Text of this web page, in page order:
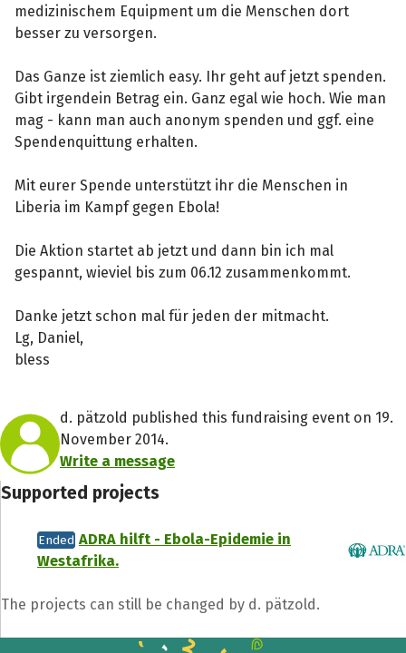
medizinischem Equipment um die Menschen dort
besser zu versorgen.
Das Ganze ist ziemlich easy. Ihr geht auf jetzt spenden.
Gibt irgendein Betrag ein. Ganz egal wie hoch. Wie man
mag - kann man auch anonym spenden und ggf. eine
Spendenquittung erhalten.
Mit eurer Spende unterstützt ihr die Menschen in
Liberia im Kampf gegen Ebola!
Die Aktion startet ab jetzt und dann bin ich mal
gespannt, wieviel bis zum 06.12 zusammenkommt.
Danke jetzt schon mal für jeden der mitmacht.
Lg, Daniel,
bless
d. pätzold published this fundraising event on 19.
November 2014.
Write a message
Supported projects
Ended ADRA hilft - Ebola-Epidemie in
Westafrika.
The projects can still be changed by d. pätzold.
Share fundraising event